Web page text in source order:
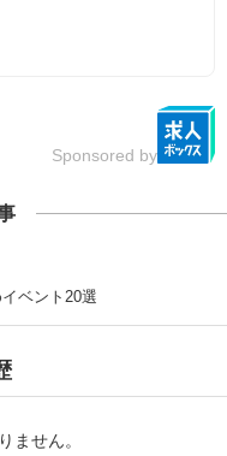
Sponsored by
ベント20選
ません。